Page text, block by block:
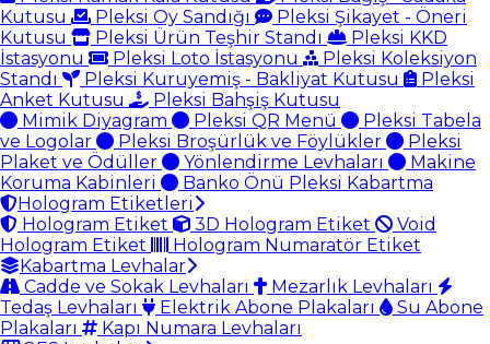
Kutusu
Pleksi Oy Sandığı
Pleksi Şikayet - Öneri
Kutusu
Pleksi Ürün Teşhir Standı
Pleksi KKD
İstasyonu
Pleksi Loto İstasyonu
Pleksi Koleksiyon
Standı
Pleksi Kuruyemiş - Bakliyat Kutusu
Pleksi
Anket Kutusu
Pleksi Bahşiş Kutusu
Mimik Diyagram
Pleksi QR Menü
Pleksi Tabela
ve Logolar
Pleksi Broşürlük ve Föylükler
Pleksi
Plaket ve Ödüller
Yönlendirme Levhaları
Makine
Koruma Kabinleri
Banko Önü Pleksi Kabartma
Hologram Etiketleri
Hologram Etiket
3D Hologram Etiket
Void
Hologram Etiket
Hologram Numaratör Etiket
Kabartma Levhalar
Cadde ve Sokak Levhaları
Mezarlık Levhaları
Tedaş Levhaları
Elektrik Abone Plakaları
Su Abone
Plakaları
Kapı Numara Levhaları